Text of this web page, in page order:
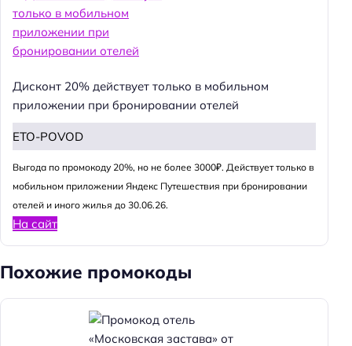
Дисконт 20% действует только в мобильном
приложении при бронировании отелей
ETO-POVOD
Выгода по промокоду 20%, но не более 3000₽. Действует только в
мобильном приложении Яндекс Путешествия при бронировании
отелей и иного жилья до 30.06.26.
На сайт
Похожие промокоды